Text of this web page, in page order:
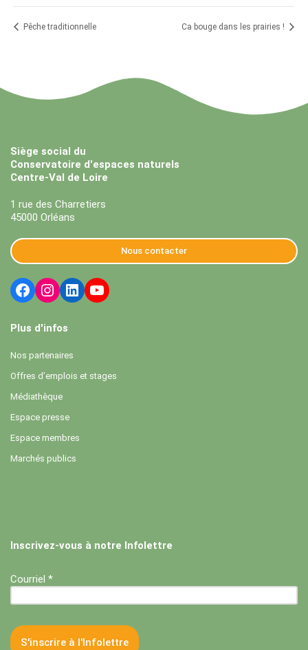
Pêche traditionnelle Ca bouge dans les prairies !
Siège social du
Conservatoire d'espaces naturels
Centre-Val de Loire
1 rue des Charretiers
45000 Orléans
Nous contacter
Plus d'infos
Nos partenaires
Offres d’emplois et stages
Médiathèque
Espace presse
Espace membres
Marchés publics
Inscrivez-vous à notre Infolettre
Courriel *